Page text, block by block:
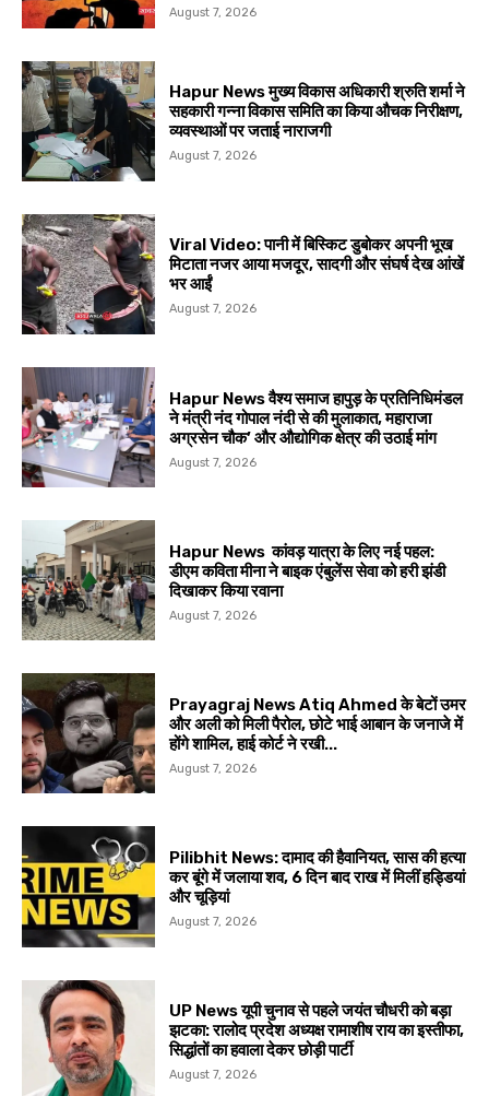
August 7, 2026
Hapur News मुख्य विकास अधिकारी श्रुति शर्मा ने
सहकारी गन्ना विकास समिति का किया औचक निरीक्षण,
व्यवस्थाओं पर जताई नाराजगी
August 7, 2026
Viral Video: पानी में बिस्किट डुबोकर अपनी भूख
मिटाता नजर आया मजदूर, सादगी और संघर्ष देख आंखें
भर आईं
August 7, 2026
Hapur News वैश्य समाज हापुड़ के प्रतिनिधिमंडल
ने मंत्री नंद गोपाल नंदी से की मुलाकात, महाराजा
अग्रसेन चौक’ और औद्योगिक क्षेत्र की उठाई मांग
August 7, 2026
Hapur News कांवड़ यात्रा के लिए नई पहल:
डीएम कविता मीना ने बाइक एंबुलेंस सेवा को हरी झंडी
दिखाकर किया रवाना
August 7, 2026
Prayagraj News Atiq Ahmed के बेटों उमर
और अली को मिली पैरोल, छोटे भाई आबान के जनाजे में
होंगे शामिल, हाई कोर्ट ने रखी...
August 7, 2026
Pilibhit News: दामाद की हैवानियत, सास की हत्या
कर बूंगे में जलाया शव, 6 दिन बाद राख में मिलीं हड्डियां
और चूड़ियां
August 7, 2026
UP News यूपी चुनाव से पहले जयंत चौधरी को बड़ा
झटका: रालोद प्रदेश अध्यक्ष रामाशीष राय का इस्तीफा,
सिद्धांतों का हवाला देकर छोड़ी पार्टी
August 7, 2026